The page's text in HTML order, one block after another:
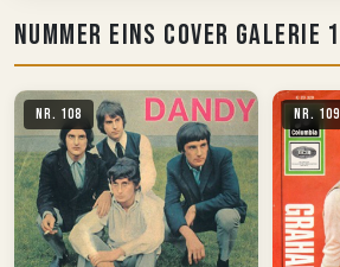
Nummer Eins Cover Galerie
Nr. 108 Nr. 109